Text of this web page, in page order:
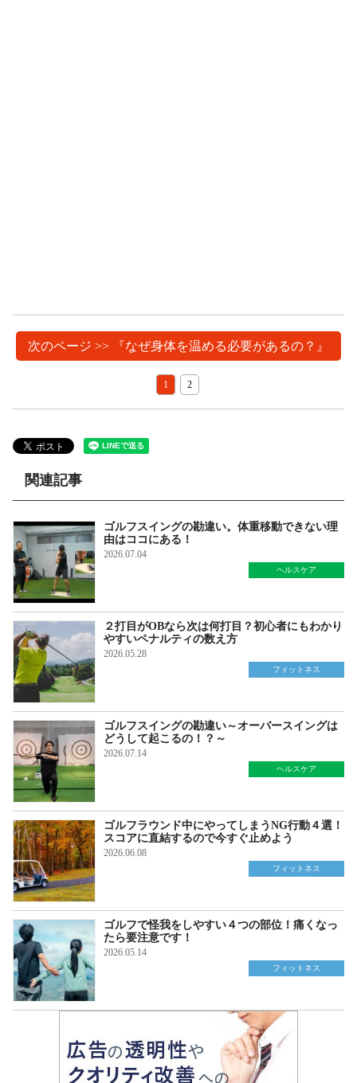
次のページ >> 『なぜ身体を温める必要があるの？』
1 2
関連記事
ゴルフスイングの勘違い。体重移動できない理
由はココにある！
2026.07.04
ヘルスケア
２打目がOBなら次は何打目？初心者にもわかり
やすいペナルティの数え方
2026.05.28
フィットネス
ゴルフスイングの勘違い～オーバースイングは
どうして起こるの！？～
2026.07.14
ヘルスケア
ゴルフラウンド中にやってしまうNG行動４選！
スコアに直結するので今すぐ止めよう
2026.06.08
フィットネス
ゴルフで怪我をしやすい４つの部位！痛くなっ
たら要注意です！
2026.05.14
フィットネス